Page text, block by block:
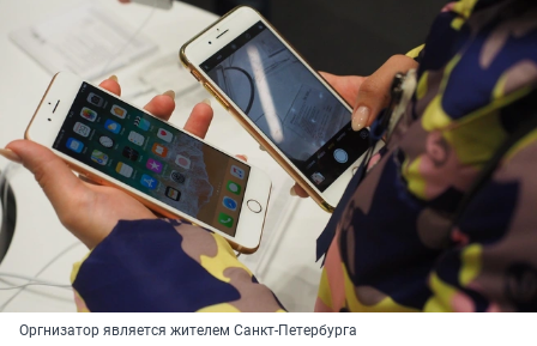
Оргнизатор является жителем Санкт-Петербурга